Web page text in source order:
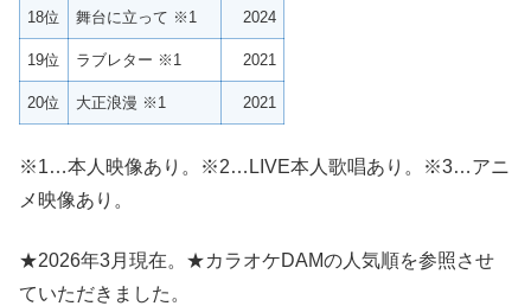
18位 舞台に立って ※1 2024
19位 ラブレター ※1 2021
20位 大正浪漫 ※1 2021
※1…本人映像あり。※2…LIVE本人歌唱あり。※3…アニ
メ映像あり。
★2026年3月現在。★カラオケDAMの人気順を参照させ
ていただきました。